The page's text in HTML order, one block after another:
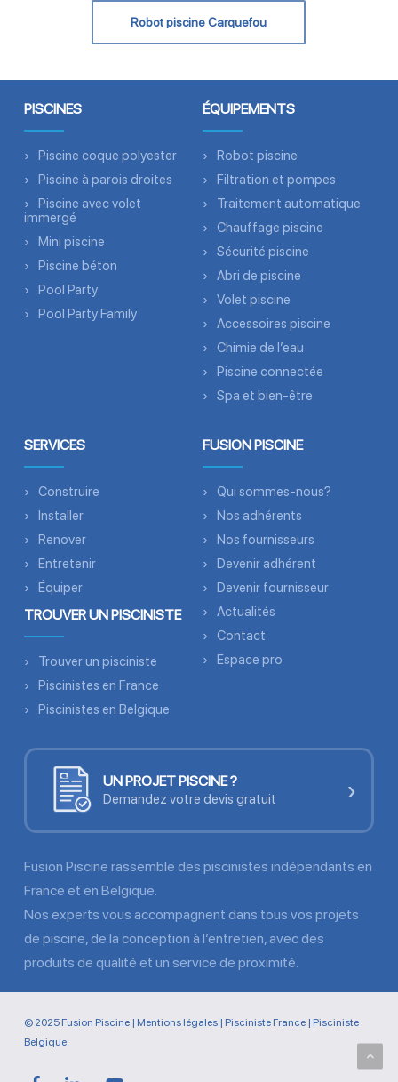
Robot piscine Carquefou
PISCINES
Piscine coque polyester
Piscine à parois droites
Piscine avec volet
immergé
Mini piscine
Piscine béton
Pool Party
Pool Party Family
ÉQUIPEMENTS
Robot piscine
Filtration et pompes
Traitement automatique
Chauffage piscine
Sécurité piscine
Abri de piscine
Volet piscine
Accessoires piscine
Chimie de l’eau
Piscine connectée
Spa et bien-être
SERVICES
Construire
Installer
Renover
Entretenir
Équiper
TROUVER UN PISCINISTE
Trouver un pisciniste
Piscinistes en France
Piscinistes en Belgique
FUSION PISCINE
Qui sommes-nous?
Nos adhérents
Nos fournisseurs
Devenir adhérent
Devenir fournisseur
Actualités
Contact
Espace pro
UN PROJET PISCINE ?
Demandez votre devis gratuit ›
Fusion Piscine rassemble des piscinistes indépendants en
France et en Belgique.
Nos experts vous accompagnent dans tous vos projets
de piscine, de la conception à l’entretien, avec des
produits de qualité et un service de proximité.
© 2025 Fusion Piscine | Mentions légales| Pisciniste France| Pisciniste
Belgique